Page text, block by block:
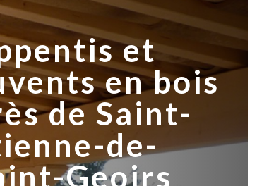
et
en bois
de Saint-
de-
Geoirs